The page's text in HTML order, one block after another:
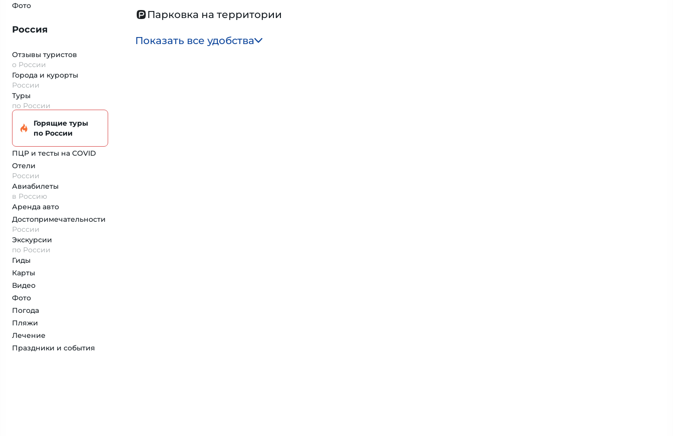
Фото
Россия
Отзывы туристов
о России
Города и курорты
России
Туры
по России
Горящие туры
по России
ПЦР и тесты на COVID
Отели
России
Авиабилеты
в Россию
Аренда авто
Достопримеча­тельности
России
Экскурсии
по России
Гиды
Карты
Видео
Фото
Погода
Пляжи
Лечение
Праздники и события
Парковка на территории
Показать все удобства